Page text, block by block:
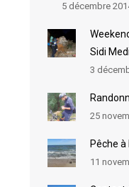
5 décembre
Sidi
3
25
Pêche
11